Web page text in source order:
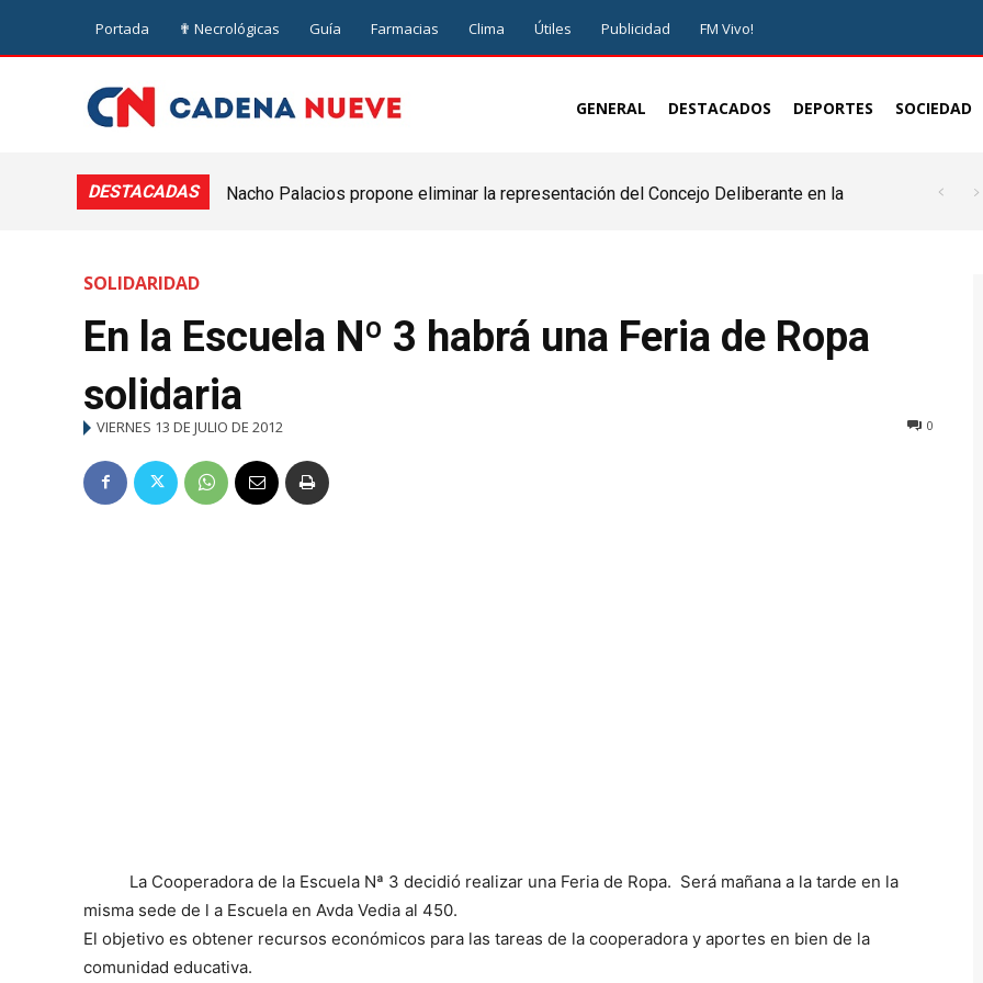
Portada ✟ Necrológicas Guía Farmacias Clima Útiles Publicidad FM Vivo!
GENERAL DESTACADOS DEPORTES SOCIEDAD
DESTACADAS
Nacho Palacios propone eliminar la representación del Concejo Deliberante en la
SOLIDARIDAD
En la Escuela Nº 3 habrá una Feria de Ropa
solidaria
VIERNES 13 DE JULIO DE 2012 0
La Cooperadora de la Escuela Nª 3 decidió realizar una Feria de Ropa. Será mañana a la tarde en la
misma sede de l a Escuela en Avda Vedia al 450.
El objetivo es obtener recursos económicos para las tareas de la cooperadora y aportes en bien de la
comunidad educativa.